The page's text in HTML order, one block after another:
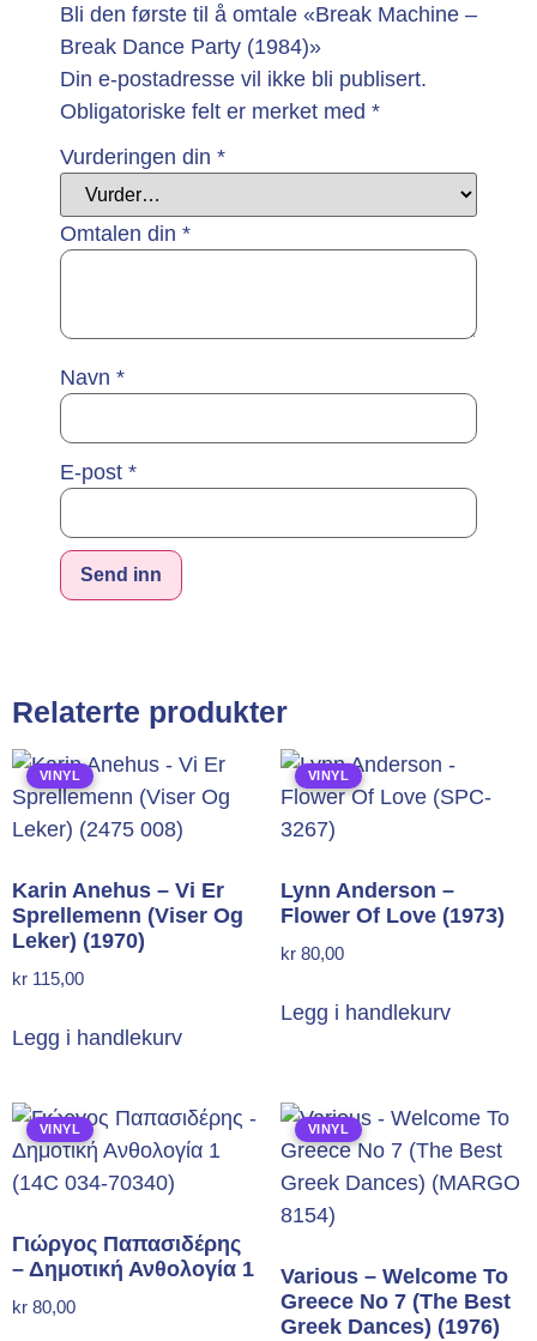
Bli den første til å omtale «Break Machine –
Break Dance Party (1984)»
Din e-postadresse vil ikke bli publisert.
Obligatoriske felt er merket med *
Vurderingen din *
Omtalen din *
Navn *
E-post *
Relaterte produkter
VINYL
Karin Anehus – Vi Er
Sprellemenn (Viser Og
Leker) (1970)
kr 115,00
Legg i handlekurv
VINYL
Lynn Anderson –
Flower Of Love (1973)
kr 80,00
Legg i handlekurv
VINYL
Γιώργος Παπασιδέρης
– Δημοτική Ανθολογία 1
kr 80,00
VINYL
Various – Welcome To
Greece No 7 (The Best
Greek Dances) (1976)